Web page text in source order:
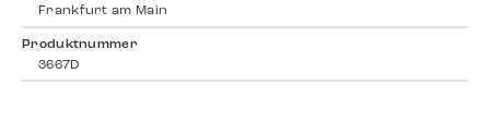
Frankfurt am Main
Produktnummer
3667D